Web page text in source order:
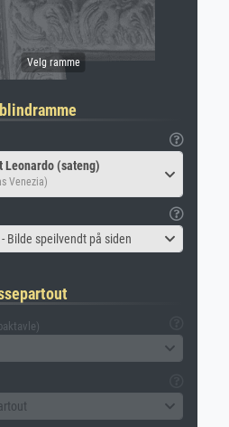
Leonardo (sateng)
Venezia)
Bilde speilvendt på siden